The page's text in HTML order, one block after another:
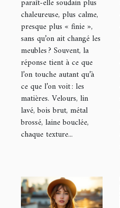
l’ambiance
paraît-elle soudain plus
chaleureuse, plus calme,
presque plus « finie »,
sans qu’on ait changé les
meubles ? Souvent, la
réponse tient à ce que
l’on touche autant qu’à
ce que l’on voit : les
matières. Velours, lin
lavé, bois brut, métal
brossé, laine bouclée,
chaque texture...